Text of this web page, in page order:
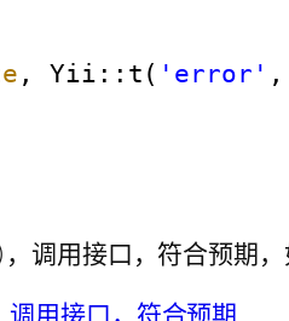
, Yii::t( 'error' ,
调用接口，符合预期